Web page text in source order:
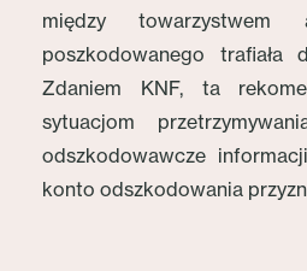
między towarzystwem
poszkodowanego
Zdaniem KNF, ta
sytuacjom
odszkodowawcze
konto odszkodowania